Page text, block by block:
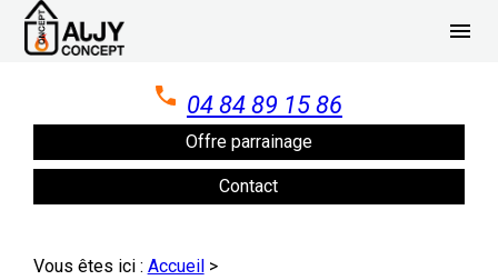
menu
04 84 89 15 86
Offre parrainage
Contact
Vous êtes ici : Accueil>
Panneau de gestion des cookies